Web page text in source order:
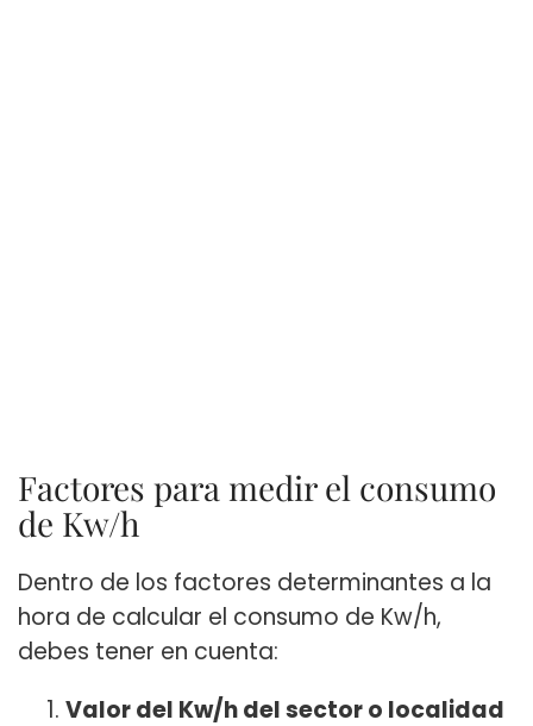
Factores para medir el consumo
de Kw/h
Dentro de los factores determinantes a la
hora de calcular el consumo de Kw/h,
debes tener en cuenta:
Valor del Kw/h del sector o localidad